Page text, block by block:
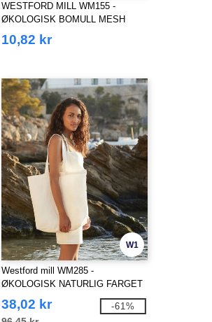
WESTFORD MILL WM155 -
ØKOLOGISK BOMULL MESH
SACKS
10,82 kr
W1
Westford mill WM285 -
ØKOLOGISK NATURLIG FARGET
MAXI BAG FOR LIFE
38,02 kr -61%